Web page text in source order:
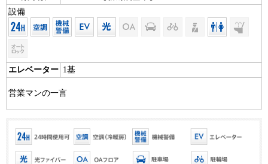
設備
エレベーター 1基
営業マンの一言